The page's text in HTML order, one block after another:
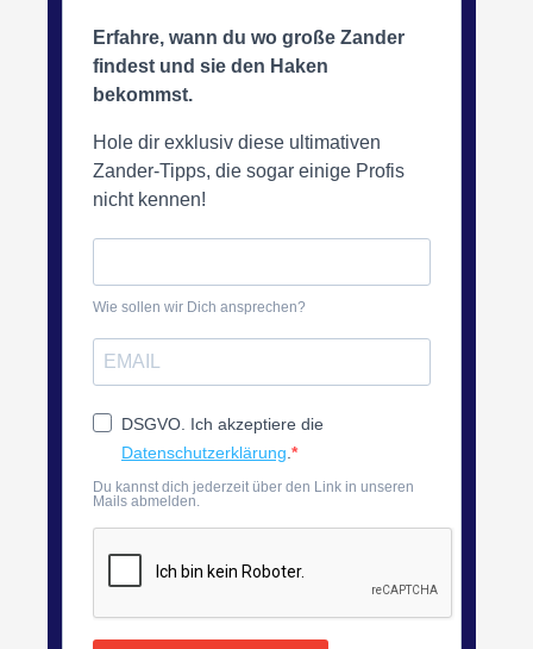
Erfahre, wann du wo große Zander
findest und sie den Haken
bekommst.
Hole dir exklusiv diese ultimativen
Zander-Tipps, die sogar einige Profis
nicht kennen!
Wie sollen wir Dich ansprechen?
DSGVO. Ich akzeptiere die
Datenschutzerklärung
Du kannst dich jederzeit über den Link in unseren
Mails abmelden.